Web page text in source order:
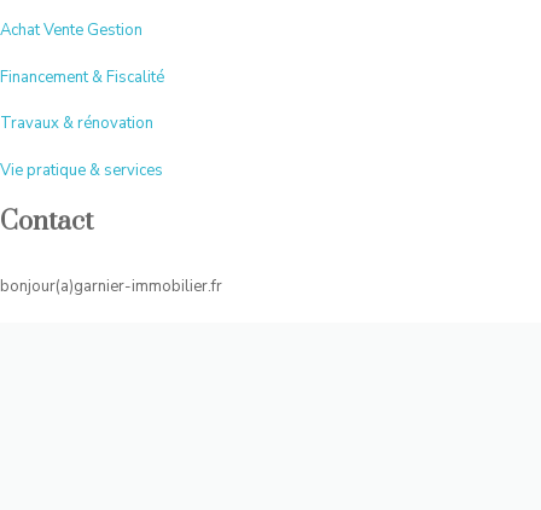
Achat Vente Gestion
Financement & Fiscalité
Travaux & rénovation
Vie pratique & services
Contact
bonjour(a)garnier-immobilier.fr